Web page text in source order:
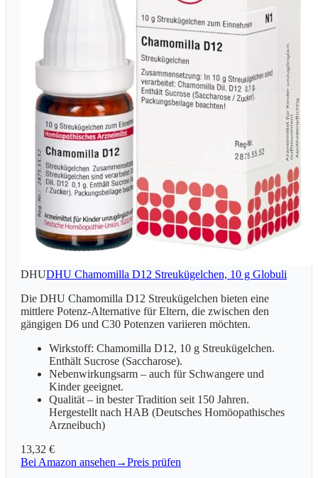
DHUDHU Chamomilla D12 Streukügelchen, 10 g Globuli
Die DHU Chamomilla D12 Streukügelchen bieten eine
mittlere Potenz-Alternative für Eltern, die zwischen den
gängigen D6 und C30 Potenzen variieren möchten.
Wirkstoff: Chamomilla D12, 10 g Streukügelchen.
Enthält Sucrose (Saccharose).
Nebenwirkungsarm – auch für Schwangere und
Kinder geeignet.
Qualität – in bester Tradition seit 150 Jahren.
Hergestellt nach HAB (Deutsches Homöopathisches
Arzneibuch)
13,32 €
Bei Amazon ansehen →Preis prüfen